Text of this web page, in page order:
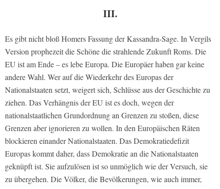
III.
Es gibt nicht bloß Homers Fassung der Kassandra-Sage. In Vergils
Version prophezeit die Schöne die strahlende Zukunft Roms. Die
EU ist am Ende – es lebe Europa. Die Europäer haben gar keine
andere Wahl. Wer auf die Wiederkehr des Europas der
Nationalstaaten setzt, weigert sich, Schlüsse aus der Geschichte zu
ziehen. Das Verhängnis der EU ist es doch, wegen der
nationalstaatlichen Grundordnung an Grenzen zu stoßen, diese
Grenzen aber ignorieren zu wollen. In den Europäischen Räten
blockieren einander Nationalstaaten. Das Demokratiedefizit
Europas kommt daher, dass Demokratie an die Nationalstaaten
geknüpft ist. Sie aufzulösen ist so unmöglich wie der Versuch, sie
zu übergehen. Die Völker, die Bevölkerungen, wie auch immer,